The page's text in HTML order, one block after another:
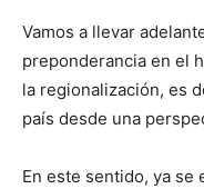
Vamos a llevar
preponderancia en el
la regionalización, es
país desde una
En este sentido, ya se